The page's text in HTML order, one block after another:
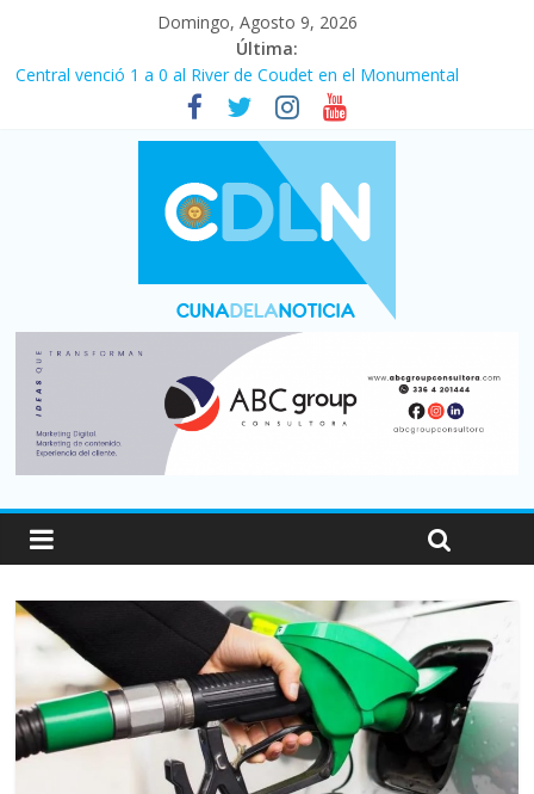
Domingo, Agosto 9, 2026
Última:
Central venció 1 a 0 al River de Coudet en el Monumental
La morosidad alcanzó su nivel más alto en dos décadas y ya
afecta a 400 mil deudores en Santa Fe
Desde que asumió Milei cerraron 41.000 kioscos: el sector
denuncia crisis como en 2001
Vacaciones de invierno con más movimiento y consumo
turístico: 4,6 millones de personas viajaron por el país, un 5,9%
Fuerte caída de la venta de autos usados en julio: bajó un 12,6%